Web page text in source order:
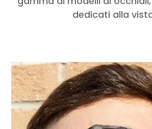
dedicati alla